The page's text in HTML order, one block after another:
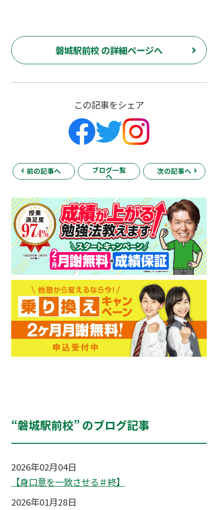
磐城駅前校 の詳細ページへ
この記事をシェア
前の記事へ ブログ一覧
へ
次の記事へ
“磐城駅前校” のブログ記事
2026年02月04日
【身口意を一致させる＃終】
2026年01月28日